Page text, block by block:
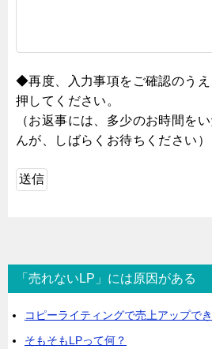
◆再度、入力事項をご確認のう
押してください。
（お返事には、多少のお時間を
んが、しばらくお待ちください）
「売れないLP」には原因がある
コピーライティングで売上アップで
そもそもLPって何？